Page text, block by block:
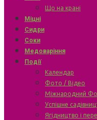
Що на крані
Міцні
Сидри
Соки
Медоваріння
Події
Календар
Фото / Відео
Міжнародний
Успішне
Ягідництво і